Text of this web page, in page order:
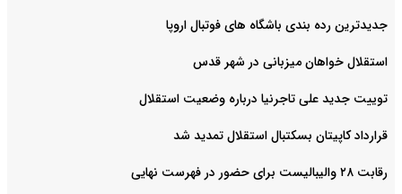
جدیدترین رده بندی باشگاه های فوتبال اروپا
استقلال خواهان میزبانی در شهر قدس
توییت جدید علی تاجرنیا درباره وضعیت استقلال
قرارداد کاپیتان بسکتبال استقلال تمدید شد
رقابت ۲۸ والیبالیست برای حضور در فهرست نهایی